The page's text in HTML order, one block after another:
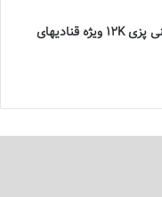
شکلات تخته ای شیرینی پزی 12K ویژه قنادیهای